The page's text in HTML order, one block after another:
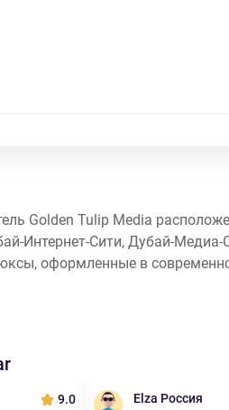
Golden Tulip Media
Интернет-Сити, Дубай-
оформленные в
9.0 Elza Россия